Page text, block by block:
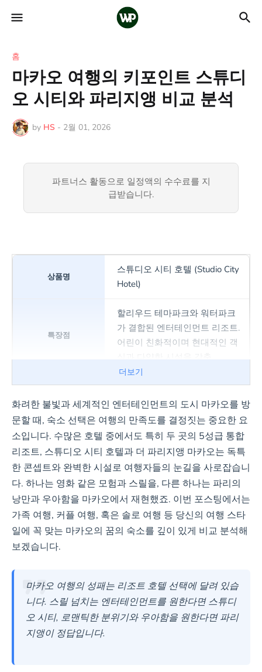
홈
마카오 여행의 키포인트 스튜디
오 시티와 파리지앵 비교 분석
by HS - 2월 01, 2026
파트너스 활동으로 일정액의 수수료를 지
급받습니다.
스튜디오 시티 호텔 (Studio City
Hotel)
할리우드 테마파크와 워터파크
가 결합된 엔터테인먼트 리조트.
어린이 친화적이며 현대적인 객
더 파리지앵 마카오 (The
Parisian Macao)
파리 에펠탑을 모티브로 한 럭셔
리 리조트. 고급스러운 프랑스식
우아함과 커플/가족 여행객 모두
에게 적합한 다양한 엔터테인먼
트 제공.
더보기
화려한 불빛과 세계적인 엔터테인먼트의 도시 마카오를 방
문할 때, 숙소 선택은 여행의 만족도를 결정짓는 중요한 요
소입니다. 수많은 호텔 중에서도 특히 두 곳의 5성급 통합
리조트, 스튜디오 시티 호텔과 더 파리지앵 마카오는 독특
한 콘셉트와 완벽한 시설로 여행자들의 눈길을 사로잡습니
다. 하나는 영화 같은 모험과 스릴을, 다른 하나는 파리의
낭만과 우아함을 마카오에서 재현했죠. 이번 포스팅에서는
가족 여행, 커플 여행, 혹은 솔로 여행 등 당신의 여행 스타
일에 꼭 맞는 마카오의 꿈의 숙소를 깊이 있게 비교 분석해
보겠습니다.
마카오 여행의 성패는 리조트 호텔 선택에 달려 있습
니다. 스릴 넘치는 엔터테인먼트를 원한다면 스튜디
오 시티, 로맨틱한 분위기와 우아함을 원한다면 파리
지앵이 정답입니다.